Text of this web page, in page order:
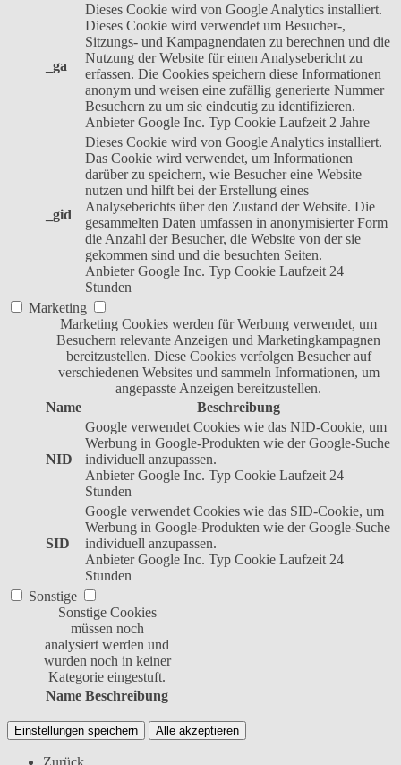
_ga
Dieses Cookie wird von Google Analytics installiert.
Dieses Cookie wird verwendet um Besucher-,
Sitzungs- und Kampagnendaten zu berechnen und die
Nutzung der Website für einen Analysebericht zu
erfassen. Die Cookies speichern diese Informationen
anonym und weisen eine zufällig generierte Nummer
Besuchern zu um sie eindeutig zu identifizieren.
Anbieter Google Inc. Typ Cookie Laufzeit 2 Jahre
_gid
Dieses Cookie wird von Google Analytics installiert.
Das Cookie wird verwendet, um Informationen
darüber zu speichern, wie Besucher eine Website
nutzen und hilft bei der Erstellung eines
Analyseberichts über den Zustand der Website. Die
gesammelten Daten umfassen in anonymisierter Form
die Anzahl der Besucher, die Website von der sie
gekommen sind und die besuchten Seiten.
Anbieter Google Inc. Typ Cookie Laufzeit 24
Stunden
Marketing
Marketing Cookies werden für Werbung verwendet, um
Besuchern relevante Anzeigen und Marketingkampagnen
bereitzustellen. Diese Cookies verfolgen Besucher auf
verschiedenen Websites und sammeln Informationen, um
angepasste Anzeigen bereitzustellen.
Name
Beschreibung
NID
Google verwendet Cookies wie das NID-Cookie, um
Werbung in Google-Produkten wie der Google-Suche
individuell anzupassen.
Anbieter Google Inc. Typ Cookie Laufzeit 24
Stunden
SID
Google verwendet Cookies wie das SID-Cookie, um
Werbung in Google-Produkten wie der Google-Suche
individuell anzupassen.
Anbieter Google Inc. Typ Cookie Laufzeit 24
Stunden
Sonstige
Sonstige Cookies
müssen noch
analysiert werden und
wurden noch in keiner
Kategorie eingestuft.
Name Beschreibung
Einstellungen speichern Alle akzeptieren
Zurück